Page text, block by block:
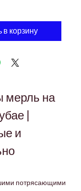
в корзину
мерль на
|
и
потрясающими